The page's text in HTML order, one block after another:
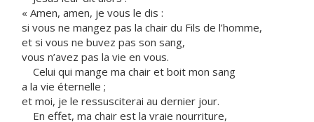
« Amen, amen, je vous le dis :
si vous ne mangez pas la chair du Fils de l’homme,
et si vous ne buvez pas son sang,
vous n’avez pas la vie en vous.
Celui qui mange ma chair et boit mon sang
a la vie éternelle ;
et moi, je le ressusciterai au dernier jour.
En effet, ma chair est la vraie nourriture,